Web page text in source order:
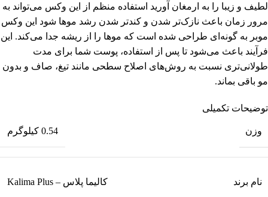
لطیف و زیبا را به ارمغان آورید استفاده منظم از این وکس می‌تواند به
مرور زمان باعث نازک‌تر شدن و کندتر شدن رشد موها شود این وکس
موبر به گونه‌ای طراحی شده است که موها را از ریشه جدا می‌کند. این
فرآیند باعث می‌شود تا پس از استفاده، پوست شما برای مدت
طولانی‌تری نسبت به روش‌های اصلاح سطحی مانند تیغ، صاف و بدون
مو باقی بماند.
توضیحات تکمیلی
وزن 0.54 کیلوگرم
نام برند کالیما پلاس – Kalima Plus